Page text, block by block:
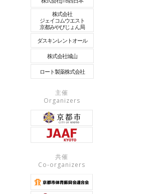
株式会社
ジェイコムウエスト
京都みやびじょん局
ダスキンレントオール
株式会社城山
ロート製薬株式会社
主催
Organizers
共催
Co-organizers